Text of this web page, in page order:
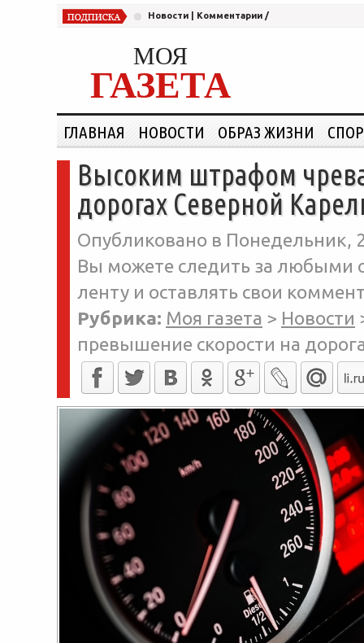
Новости Комментарии /
МОЯ
ГАЗЕТА
ГЛАВНАЯ НОВОСТИ ОБРАЗ ЖИЗНИ
Высоким штрафом
дорогах Северной
Опубликовано в Понедельник,
Вы можете следить за любыми
ленту и оставлять свои
Рубрика: Моя газета > Новости
превышение скорости на